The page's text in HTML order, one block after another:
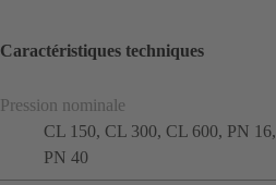
Caractéristiques techniques
Pression nominale
CL 150, CL 300, CL 600, PN 16,
PN 40